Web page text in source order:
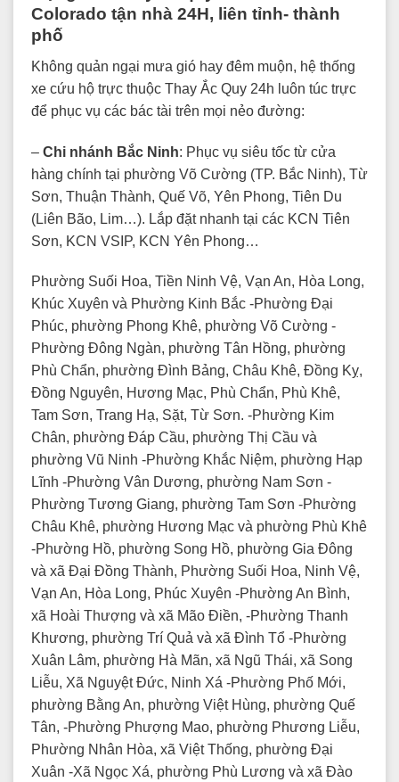
Colorado tận nhà 24H, liên tỉnh- thành
phố
Không quản ngại mưa gió hay đêm muộn, hệ thống
xe cứu hộ trực thuộc Thay Ắc Quy 24h luôn túc trực
để phục vụ các bác tài trên mọi nẻo đường:
– Chi nhánh Bắc Ninh: Phục vụ siêu tốc từ cửa
hàng chính tại phường Võ Cường (TP. Bắc Ninh), Từ
Sơn, Thuận Thành, Quế Võ, Yên Phong, Tiên Du
(Liên Bão, Lim…). Lắp đặt nhanh tại các KCN Tiên
Sơn, KCN VSIP, KCN Yên Phong…
Phường Suối Hoa, Tiền Ninh Vệ, Vạn An, Hòa Long,
Khúc Xuyên và Phường Kinh Bắc -Phường Đại
Phúc, phường Phong Khê, phường Võ Cường -
Phường Đông Ngàn, phường Tân Hồng, phường
Phù Chẩn, phường Đình Bảng, Châu Khê, Đồng Kỵ,
Đồng Nguyên, Hương Mạc, Phù Chẩn, Phù Khê,
Tam Sơn, Trang Hạ, Sặt, Từ Sơn. -Phường Kim
Chân, phường Đáp Cầu, phường Thị Cầu và
phường Vũ Ninh -Phường Khắc Niệm, phường Hạp
Lĩnh -Phường Vân Dương, phường Nam Sơn -
Phường Tương Giang, phường Tam Sơn -Phường
Châu Khê, phường Hương Mạc và phường Phù Khê
-Phường Hồ, phường Song Hồ, phường Gia Đông
và xã Đại Đồng Thành, Phường Suối Hoa, Ninh Vệ,
Vạn An, Hòa Long, Phúc Xuyên -Phường An Bình,
xã Hoài Thượng và xã Mão Điền, -Phường Thanh
Khương, phường Trí Quả và xã Đình Tổ -Phường
Xuân Lâm, phường Hà Mãn, xã Ngũ Thái, xã Song
Liễu, Xã Nguyệt Đức, Ninh Xá -Phường Phố Mới,
phường Bằng An, phường Việt Hùng, phường Quế
Tân, -Phường Phượng Mao, phường Phương Liễu,
Phường Nhân Hòa, xã Việt Thống, phường Đại
Xuân -Xã Ngọc Xá, phường Phù Lương và xã Đào